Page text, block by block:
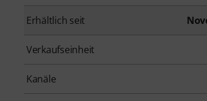
Erhältlich seit
Verkaufseinheit
Kanäle